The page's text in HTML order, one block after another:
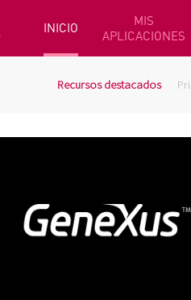
INICIO
MIS
APLICACIONES
Recursos destacados